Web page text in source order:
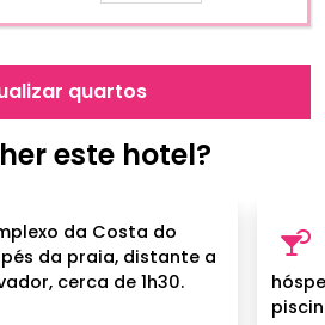
este hotel?
da Costa do
da praia, distante a
cerca de 1h30.
quartos